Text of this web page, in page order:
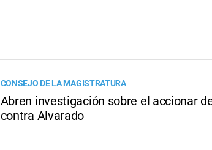
CONSEJO DE LA MAGISTRATURA
Abren investigación sobre el accionar
contra Alvarado